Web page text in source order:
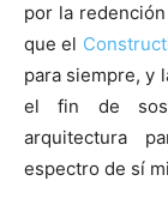
por la
que el
para siempre, y
el fin de
arquitectura
espectro de sí